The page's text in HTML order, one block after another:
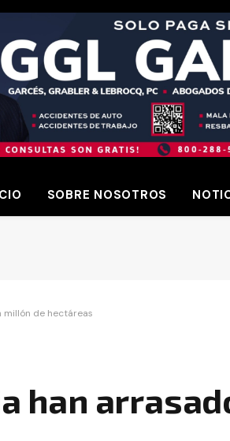
SOBRE NOSOTROS
millón de hectáreas
han